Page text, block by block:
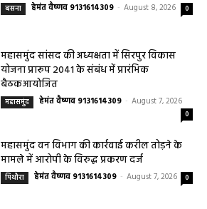
बसना हेमंत वैष्णव 9131614309 - August 8, 2026 0
महासमुंद सांसद की अध्यक्षता में सिरपुर विकास
योजना प्रारूप 2041 के संबंध में प्रारंभिक
बैठकआयोजित
महासमुंद हेमंत वैष्णव 9131614309 - August 7, 2026
0
महासमुंद वन विभाग की कार्रवाई करील तोड़ने के
मामले में आरोपी के विरुद्ध प्रकरण दर्ज
पिथौरा हेमंत वैष्णव 9131614309 - August 7, 2026 0